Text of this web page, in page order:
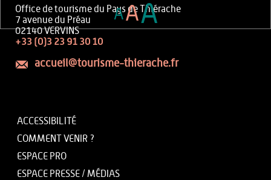
Office de tourisme du Pays de Thiérache
7 avenue du Préau
02140 VERVINS
+33 (0)3 23 91 30 10
accueil@tourisme-thierache.fr
ACCESSIBILITÉ
COMMENT VENIR ?
ESPACE PRO
ESPACE PRESSE / MÉDIAS
AAA